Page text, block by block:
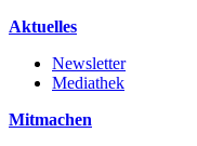
Aktuelles
Newsletter
Mediathek
Mitmachen